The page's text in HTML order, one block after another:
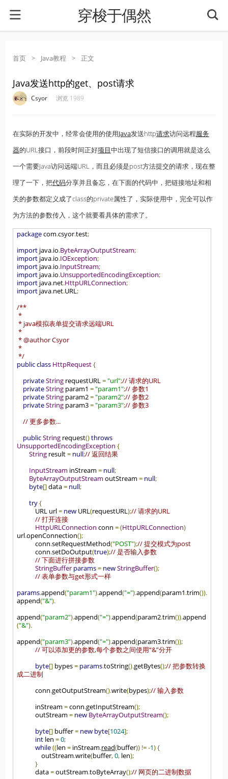
穿梭于偶然
首页 > Java教程 > 正文
Java发送http的get、post请求
Csyor 浏览 1989
在实际的开发中，经常会使用的使用Java发送http请求访问远程服务
器的URL接口，前段时间正好项目中出现了短信接口的调用就是这么
一个需要Java访问远端URL，而且必须是post方法提交的请求，现在整
理了一下，把代码分享并且备忘，在下面的代码中，把链接地址和相
关的参数都定义成了class的private属性了，实际使用中，完全可以作
为方法的参数传入，这个就要看具体的需求了。
package com.csyor.test;
import java.io.ByteArrayOutputStream;
import java.io.IOException;
import java.io.InputStream;
import java.io.UnsupportedEncodingException;
import java.net.HttpURLConnection;
import java.net.URL;
/**
*/
publicclass HttpRequest{
privateString requestURL ="url";// 请求的URL
privateString param1 ="param1";// 参数1
privateString param2 ="param2";// 参数2
privateString param3 ="param3";// 参数3
// 更多参数...
publicString request()throws
UnsupportedEncodingException {
String result = null;// 返回结果
InputStream inStream = null;
ByteArrayOutputStream outStream = null;
byte[] data = null;
try{
            URL url
= new URL(requestURL);// 请求的URL
// 打开连接
HttpURLConnection conn =(HttpURLConnection)
url.openConnection();
            conn
.setRequestMethod("POST");// 提交模式为post
            conn
.setDoOutput(true);// 是否输入参数
// 下面进行拼接参数
StringBuffer params= newStringBuffer();
// 表单参数与get形式一样
params.append("param1").append("=").append(param1.trim()).
append("&").
append("param2").append("=").append(param2.trim()).append
("&").
append("param3").append("=").append(param3.trim());
// 可以添加更的参数,每个参数之间使用“&”分开
byte[] bypes = params.toString().getBytes();// 把参数转换
成二进制
            conn
.getOutputStream().write(bypes);// 输入参数
            inStream
= conn.getInputStream();
            outStream
= new ByteArrayOutputStream();
byte[] buffer = new byte[1024];
int len =0;
while((len = inStream.read(buffer)) !=-1){
                outStream
.write(buffer,0, len);
}
            data
= outStream.toByteArray();// 网页的二进制数据